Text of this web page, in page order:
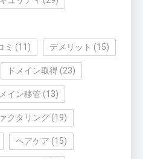
ミ (11) デメリット (15)
ドメイン取得 (23)
イン移管 (13)
クタリング (19)
ヘアケア (15)